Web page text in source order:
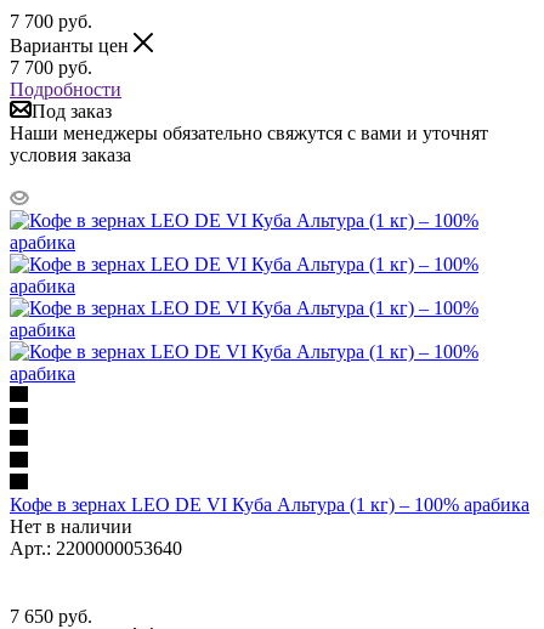
7 700 руб.
Варианты цен
7 700 руб.
Подробности
Под заказ
Наши менеджеры обязательно свяжутся с вами и уточнят
условия заказа
Кофе в зернах LEO DE VI Куба Альтура (1 кг) – 100% арабика
Нет в наличии
Арт.: 2200000053640
7 650 руб.